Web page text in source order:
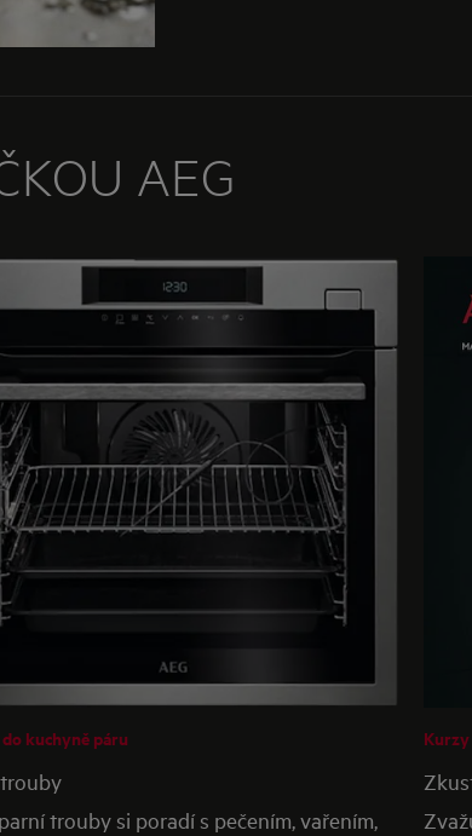
AEG
kuchyně páru
trouby si poradí s pečením, vařením,